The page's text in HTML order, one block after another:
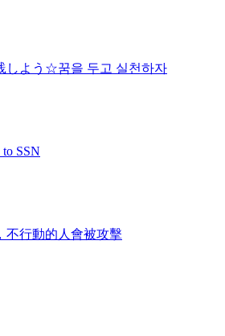
しよう☆꿈을 두고 실천하자
SSN
不行動的人會被攻擊